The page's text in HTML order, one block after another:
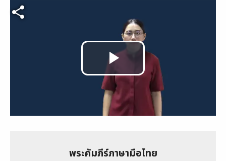
Video file
Play
Video
พระคัมภีร์ภาษามือไทย